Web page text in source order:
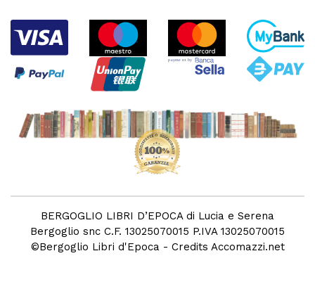
BERGOGLIO LIBRI D’EPOCA di Lucia e Serena
Bergoglio snc C.F. 13025070015 P.IVA 13025070015
©Bergoglio Libri d'Epoca - Credits Accomazzi.net